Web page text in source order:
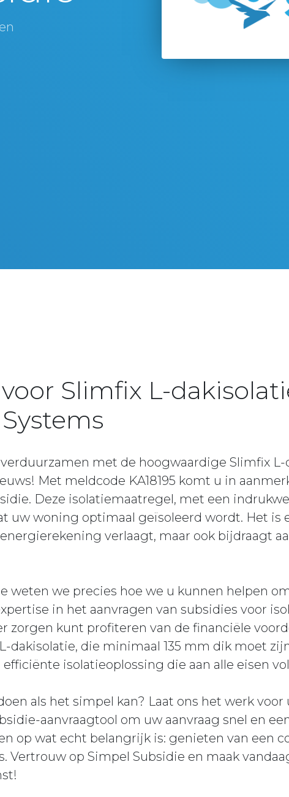
Slimfix L-
met de hoogwaardige Slimfix L-
Met meldcode KA18195 komt u in
Deze isolatiemaatregel, met een
uw woning optimaal geïsoleerd wordt. Het
verlaagt, maar ook bijdraagt
weten we precies hoe we u kunnen helpen
in het aanvragen van subsidies voor
zorgen kunt profiteren van de financiële
dakisolatie, die minimaal 135 mm dik moet
isolatieoplossing die aan alle eisen
als het simpel kan? Laat ons het werk
aanvraagtool om uw aanvraag snel en
op wat echt belangrijk is: genieten van een
Vertrouw op Simpel Subsidie en maak